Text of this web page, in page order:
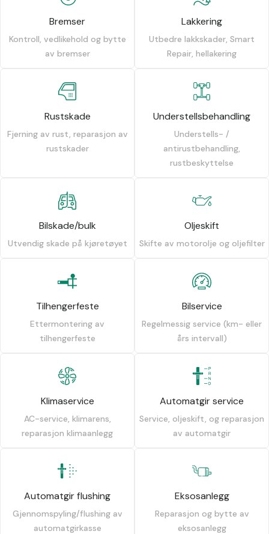
Bremser
Kontroll, vedlikehold og bytte
av bremser
Lakkering
Utbedre lakkskader, Smart
Repair, hellakering
Rustskade
Fjerning av rust, reparasjon av
rustskader
Understellsbehandling
Understells- /
antirustbehandling,
rustbeskyttelse
Bilskade/bulk
Utvendig skade på kjøretøyet
Oljeskift
Skifte av motorolje og oljefilter
Tilhengerfeste
Ettermontering av
tilhengerfeste
Bilservice
Regelmessig service (km- eller
års intervall)
Klimaservice
AC-service, klimarens,
reparasjon klimaanlegg
Automatgir service
Service, oljeskift, og reparasjon
av automatgir
Automatgir flushing
Gjennomspyling/flushing av
automatgirkasse
Eksosanlegg
Reparasjon og bytte av
eksosanlegg